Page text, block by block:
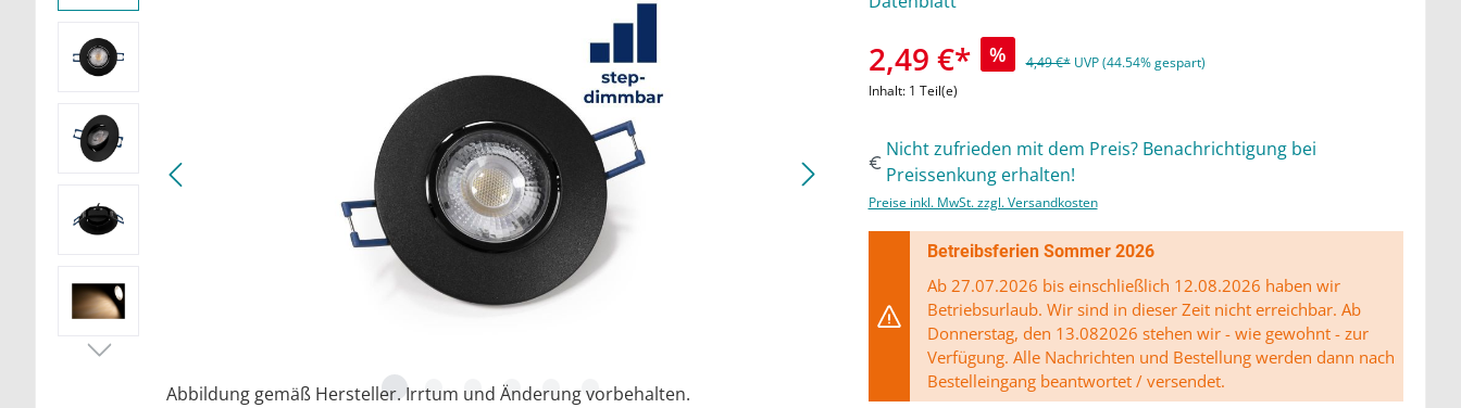
Abbildung gemäß Hersteller. Irrtum und Änderung vorbehalten.
2,49 €* % 4,49 €* UVP (44.54% gespart)
Inhalt: 1 Teil(e)
Nicht zufrieden mit dem Preis? Benachrichtigung bei
Preissenkung erhalten!
Preise inkl. MwSt. zzgl. Versandkosten
Betreibsferien Sommer 2026
Ab 27.07.2026 bis einschließlich 12.08.2026 haben wir
Betriebsurlaub. Wir sind in dieser Zeit nicht erreichbar. Ab
Donnerstag, den 13.082026 stehen wir - wie gewohnt - zur
Verfügung. Alle Nachrichten und Bestellung werden dann nach
Bestelleingang beantwortet / versendet.